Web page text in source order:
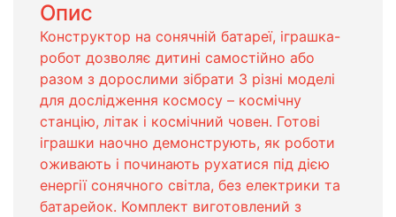
Опис
Конструктор на сонячній батареї, іграшка-
робот дозволяє дитині самостійно або
разом з дорослими зібрати 3 різні моделі
для дослідження космосу – космічну
станцію, літак і космічний човен. Готові
іграшки наочно демонструють, як роботи
оживають і починають рухатися під дією
енергії сонячного світла, без електрики та
батарейок. Комплект виготовлений з